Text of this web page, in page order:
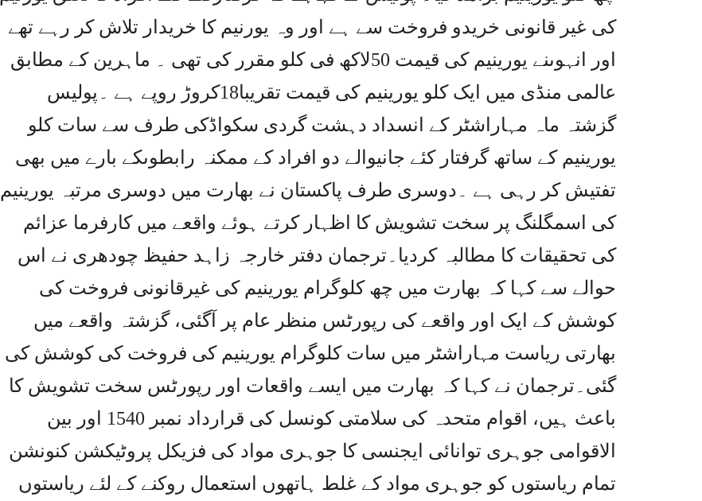
کی غیر قانونی خریدو فروخت سے ہے اور وہ یورنیم کا خریدار تلاش کر رہے تھے
اور انہوںنے یورینیم کی قیمت 50لاکھ فی کلو مقرر کی تھی ۔ ماہرین کے مطابق
عالمی منڈی میں ایک کلو یورینیم کی قیمت تقریبا18کروڑ روپے ہے ۔پولیس
گزشتہ ماہ مہاراشٹر کے انسداد دہشت گردی سکواڈکی طرف سے سات کلو
یورینیم کے ساتھ گرفتار کئے جانیوالے دو افراد کے ممکنہ رابطوںکے بارے میں بھی
تفتیش کر رہی ہے ۔دوسری طرف پاکستان نے بھارت میں دوسری مرتبہ یورینیم
کی اسمگلنگ پر سخت تشویش کا اظہار کرتے ہوئے واقعے میں کارفرما عزائم
کی تحقیقات کا مطالبہ کردیا۔ترجمان دفتر خارجہ زاہد حفیظ چودھری نے اس
حوالے سے کہا کہ بھارت میں چھ کلوگرام یورینیم کی غیرقانونی فروخت کی
کوشش کے ایک اور واقعے کی رپورٹس منظر عام پر آگئی، گزشتہ واقعے میں
بھارتی ریاست مہاراشٹر میں سات کلوگرام یورینیم کی فروخت کی کوشش کی
گئی۔ترجمان نے کہا کہ بھارت میں ایسے واقعات اور رپورٹس سخت تشویش کا
باعث ہیں، اقوام متحدہ کی سلامتی کونسل کی قرارداد نمبر 1540 اور بین
الاقوامی جوہری توانائی ایجنسی کا جوہری مواد کی فزیکل پروٹیکشن کنونشن
تمام ریاستوں کو جوہری مواد کے غلط ہاتھوں استعمال روکنے کے لئے ریاستوں